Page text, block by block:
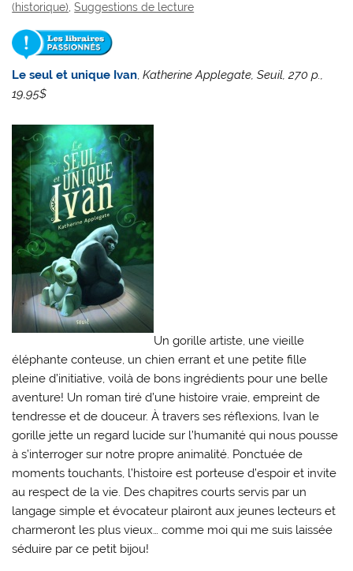
(historique),Suggestions de lecture
Le seul et unique Ivan,Katherine Applegate, Seuil, 270 p.,
19,95$
Un gorille artiste, une vieille
éléphante conteuse, un chien errant et une petite fille
pleine d’initiative, voilà de bons ingrédients pour une belle
aventure! Un roman tiré d’une histoire vraie, empreint de
tendresse et de douceur. À travers ses réflexions, Ivan le
gorille jette un regard lucide sur l’humanité qui nous pousse
à s’interroger sur notre propre animalité. Ponctuée de
moments touchants, l’histoire est porteuse d’espoir et invite
au respect de la vie. Des chapitres courts servis par un
langage simple et évocateur plairont aux jeunes lecteurs et
charmeront les plus vieux… comme moi qui me suis laissée
séduire par ce petit bijou!